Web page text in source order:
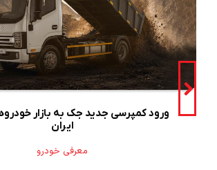
ورود کمپرسی جدید جک به بازار
ایران
معرفی خودرو